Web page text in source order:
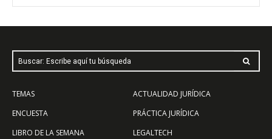
Buscar: Escribe aquí tu búsqueda
TEMAS
ENCUESTA
LIBRO DE LA SEMANA
ACTUALIDAD JURÍDICA
PRÁCTICA JURÍDICA
LEGALTECH